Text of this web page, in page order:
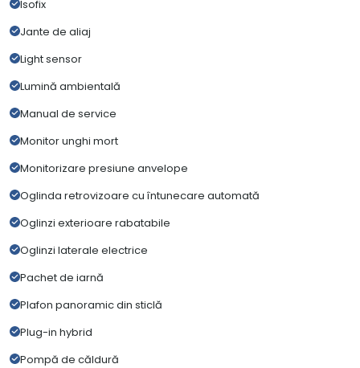
Isofix
Jante de aliaj
Light sensor
Lumină ambientală
Manual de service
Monitor unghi mort
Monitorizare presiune anvelope
Oglinda retrovizoare cu întunecare automată
Oglinzi exterioare rabatabile
Oglinzi laterale electrice
Pachet de iarnă
Plafon panoramic din sticlă
Plug-in hybrid
Pompă de căldură